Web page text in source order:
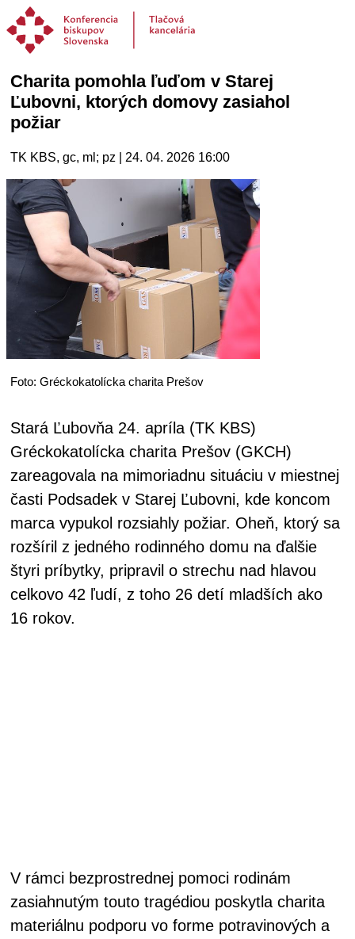
Charita pomohla ľuďom v Starej
Ľubovni, ktorých domovy zasiahol
požiar
TK KBS, gc, ml; pz | 24. 04. 2026 16:00
Foto: Gréckokatolícka charita Prešov
Stará Ľubovňa 24. apríla (TK KBS)
Gréckokatolícka charita Prešov (GKCH)
zareagovala na mimoriadnu situáciu v miestnej
časti Podsadek v Starej Ľubovni, kde koncom
marca vypukol rozsiahly požiar. Oheň, ktorý sa
rozšíril z jedného rodinného domu na ďalšie
štyri príbytky, pripravil o strechu nad hlavou
celkovo 42 ľudí, z toho 26 detí mladších ako
16 rokov.
V rámci bezprostrednej pomoci rodinám
zasiahnutým touto tragédiou poskytla charita
materiálnu podporu vo forme potravinových a